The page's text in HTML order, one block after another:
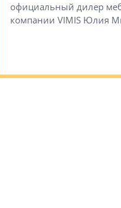
официальный дилер
компании VIMIS Юлия